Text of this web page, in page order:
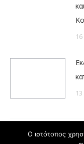
Ο ιστότοπος